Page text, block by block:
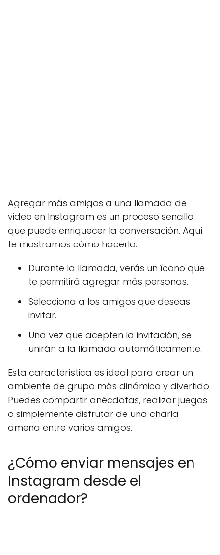
Agregar más amigos a una llamada de
video en Instagram es un proceso sencillo
que puede enriquecer la conversación. Aquí
te mostramos cómo hacerlo:
Durante la llamada, verás un ícono que
te permitirá agregar más personas.
Selecciona a los amigos que deseas
invitar.
Una vez que acepten la invitación, se
unirán a la llamada automáticamente.
Esta característica es ideal para crear un
ambiente de grupo más dinámico y divertido.
Puedes compartir anécdotas, realizar juegos
o simplemente disfrutar de una charla
amena entre varios amigos.
¿Cómo enviar mensajes en
Instagram desde el
ordenador?